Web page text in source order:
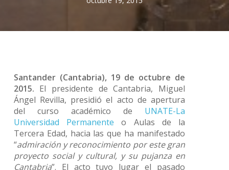
Santander (Cantabria), 19 de octubre de
2015. El presidente de Cantabria, Miguel
Ángel Revilla, presidió el acto de apertura
del curso académico de UNATE-La
Universidad Permanente o Aulas de la
Tercera Edad, hacia las que ha manifestado
“admiración y reconocimiento por este gran
proyecto social y cultural, y su pujanza en
Cantabria”. El acto tuvo lugar el pasado